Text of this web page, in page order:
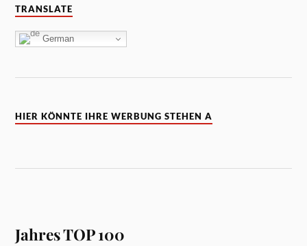
TRANSLATE
German
HIER KÖNNTE IHRE WERBUNG STEHEN A
Jahres TOP 100